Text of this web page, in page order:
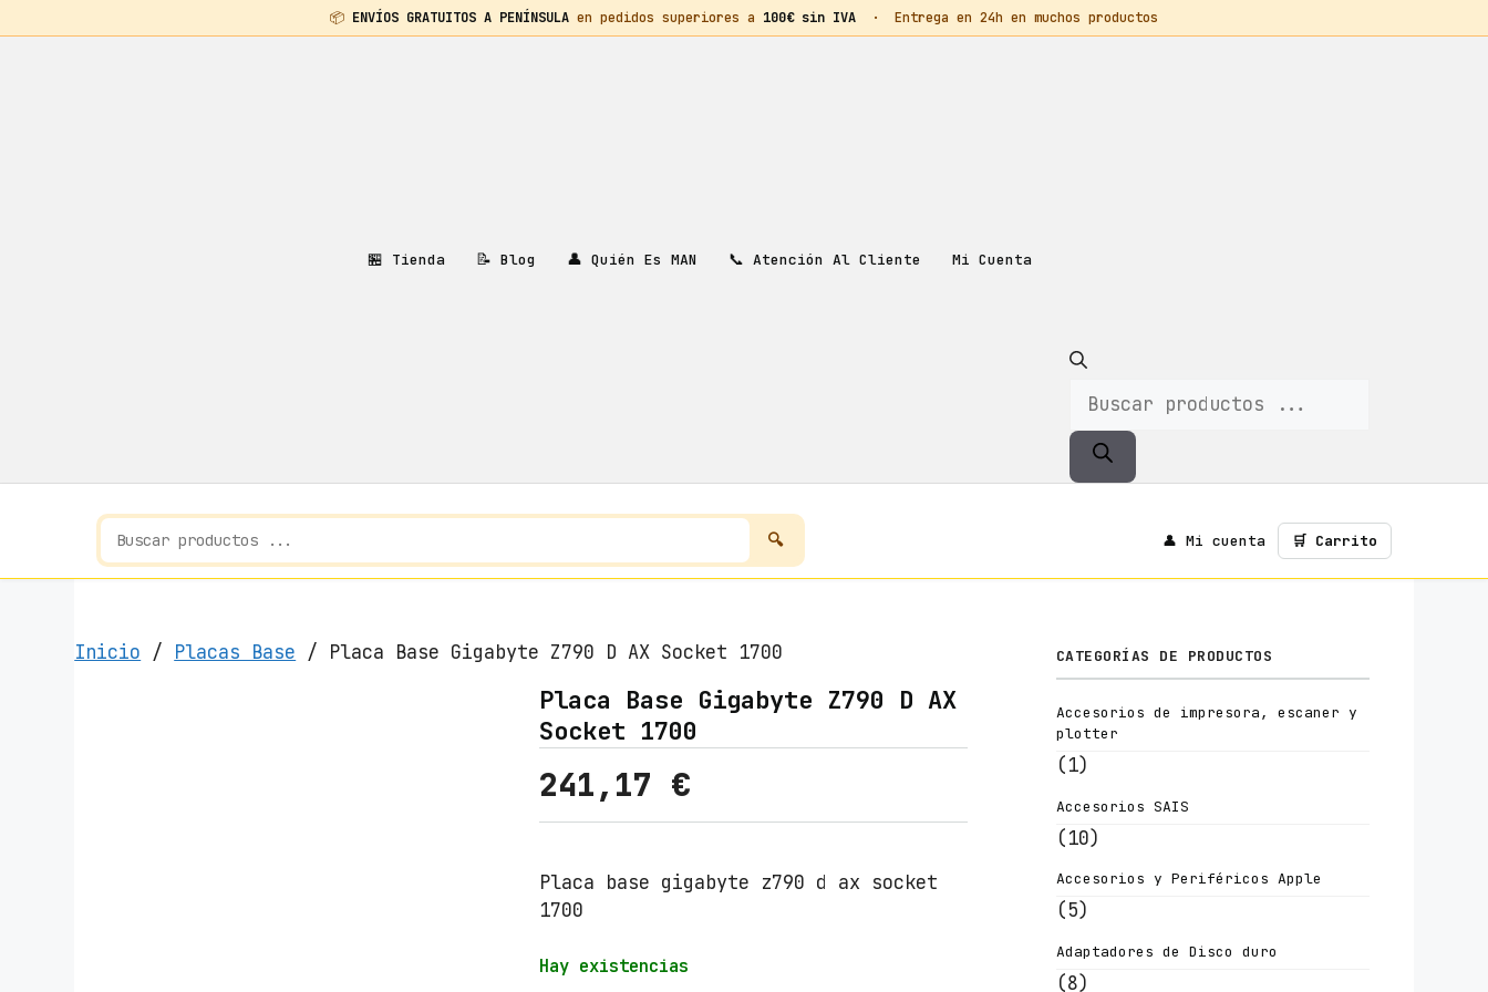
📦 ENVÍOS GRATUITOS A PENÍNSULA en pedidos superiores a 100€ sin IVA · Entrega en 24h en muchos productos
🏪 Tienda 📝 Blog 👤 Quién Es MAN 📞 Atención Al Cliente Mi Cuenta
Búsqueda
De
Productos
👤 Mi cuenta 🛒 Carrito
Inicio / Placas Base / Placa Base Gigabyte Z790 D AX Socket 1700
Placa Base Gigabyte Z790 D AX
Socket 1700
241,17 €
Placa base gigabyte z790 d ax socket
1700
Hay existencias
CATEGORÍAS DE PRODUCTOS
Accesorios de impresora, escaner y
plotter
(1)
Accesorios SAIS
(10)
Accesorios y Periféricos Apple
(5)
Adaptadores de Disco duro
(8)